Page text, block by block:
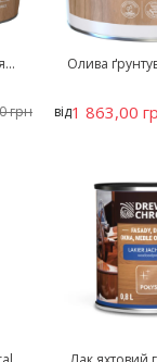
грн
Олива
від1 863,00